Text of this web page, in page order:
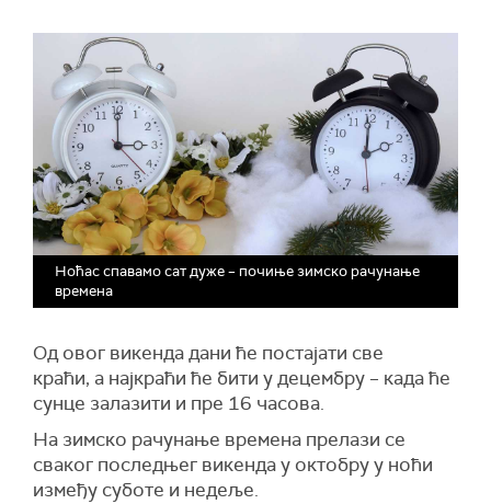
Ноћас спавамо сат дуже – почиње зимско рачунање
времена
Од овог викенда дани ће постајати све
краћи, а најкраћи ће бити у децембру – када ће
сунце залазити и пре 16 часова.
На зимско рачунање времена прелази се
сваког последњег викенда у октобру у ноћи
између суботе и недеље.